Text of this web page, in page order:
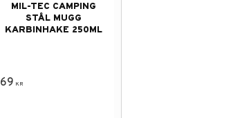
MIL-TEC CAMPING
STÅL MUGG
KARBINHAKE 250ML
69 KR